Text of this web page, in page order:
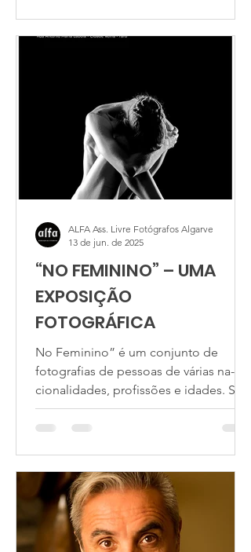
cultural, quando, na verdade, sempre
desempenhou um papel essencial no
registo histórico da sociedade. É
através dela que cons
“NO FEMININO” – UMA
EXPOSIÇÃO
FOTOGRÁFICA
No Feminino” é um conjunto de
fotografias de pessoas de várias na-
cionalidades, profissões e idades. São
imagens monocromáticas e a...
ALFA Ass. Livre Fotógrafos Algarve
13 de jun. de 2025